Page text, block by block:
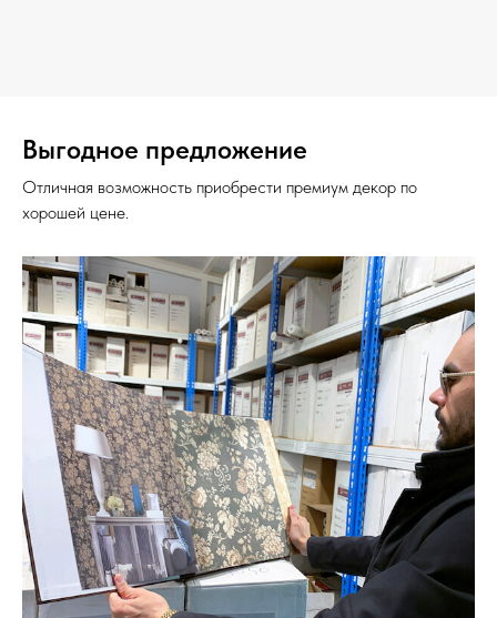
Выгодное предложение
Отличная возможность приобрести премиум декор по
хорошей цене.